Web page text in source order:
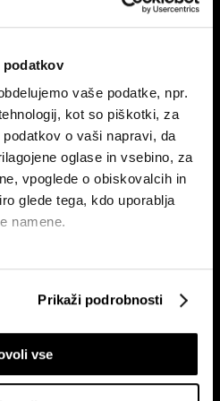
podatkov
vaše podatke, npr.
kot so piškotki, za
o vaši napravi, da
oglase in vsebino, za
vpoglede o obiskovalcih in
glede tega, kdo uporablja
namene.
z aktivnim preverjanjem
odtisov)
vaši osebni podatki in
Prikaži podrobnosti
vse
zmago
lahko prepreči le
in Mecklenburg-
ki bodo podale oceno
Pred vmesnimi volitvami v ZDA:
'Prej smo molili za dež, zdaj za